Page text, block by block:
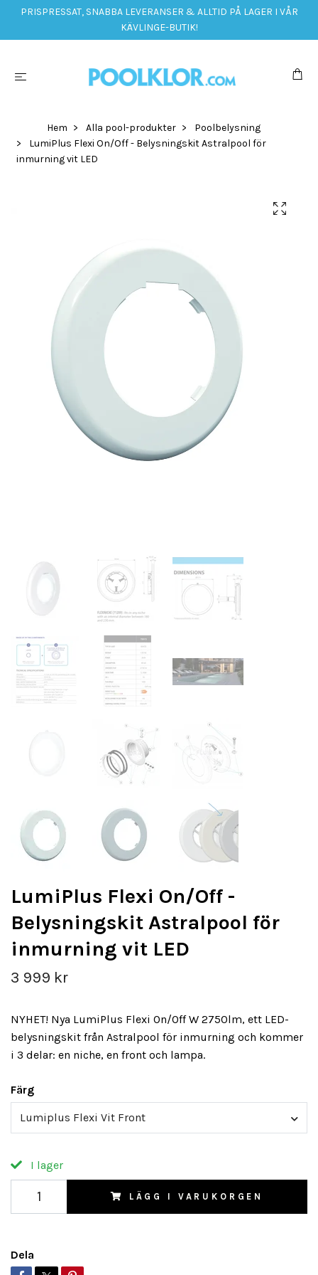
PRISPRESSAT, SNABBA LEVERANSER & ALLTID PÅ LAGER I VÅR
KÄVLINGE-BUTIK!
Hem Alla pool-produkter
Poolbelysning
LumiPlus Flexi On/Off - Belysningskit Astralpool för
inmurning vit LED
LumiPlus Flexi On/Off -
Belysningskit Astralpool för
inmurning vit LED
3 999 kr
NYHET! Nya LumiPlus Flexi On/Off W 2750lm, ett LED-
belysningskit från Astralpool för inmurning och kommer
i 3 delar: en niche, en front och lampa.
Färg
Lumiplus Flexi Vit Front
I lager
LÄGG I VARUKORGEN
Dela